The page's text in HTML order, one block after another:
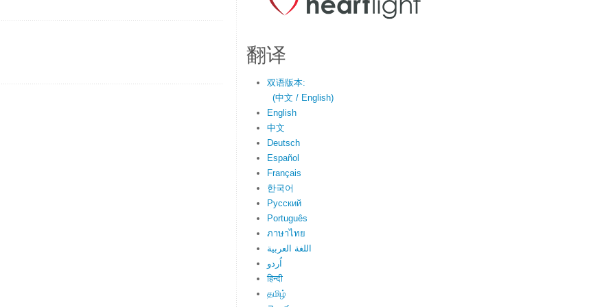
翻译
双语版本:
(中文 / English)
English
中文
Deutsch
Español
Français
한국어
Русский
Português
ภาษาไทย
اللغة العربية
اُردو
हिन्दी
தமிழ்